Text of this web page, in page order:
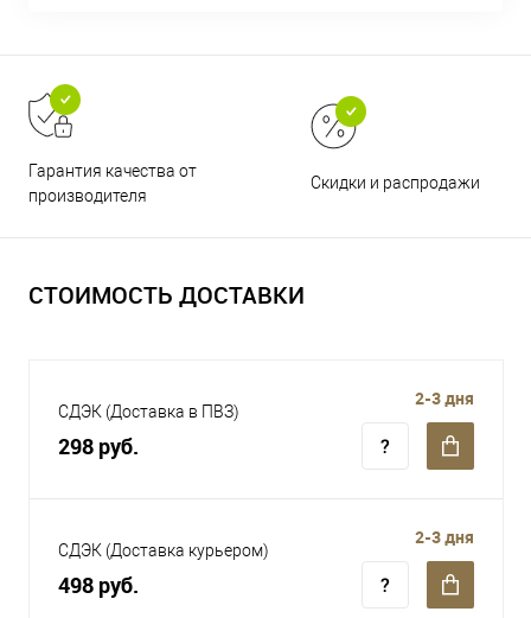
Гарантия качества от
производителя
Скидки и распродажи
СТОИМОСТЬ ДОСТАВКИ
СДЭК (Доставка в ПВЗ)
298 руб.
2-3 дня
СДЭК (Доставка курьером)
498 руб.
2-3 дня